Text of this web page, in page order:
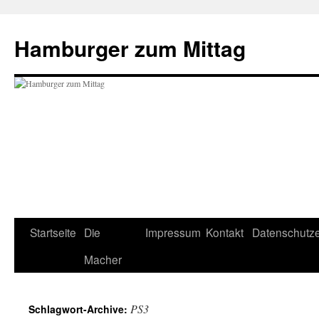
Hamburger zum Mittag
Zum
Startseite Die
Macher
Impressum Kontakt
Schlagwort-Archive: PS3